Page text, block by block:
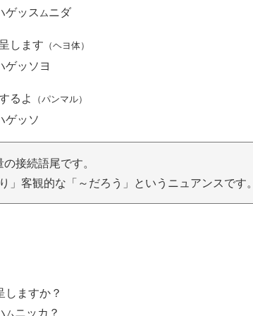
ゲッス ムニダ
します （ヘヨ体）
ゲッソヨ
るよ （パンマル）
ゲッソ
接続語尾です。
」客観的な「～だろう」というニュアンスです。
しますか？
ム ニッカ？